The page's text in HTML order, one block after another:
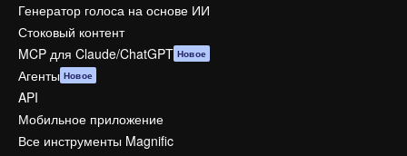
Генератор голоса на основе ИИ
Стоковый контент
MCP для Claude/ChatGPT Новое
Агенты Новое
API
Мобильное приложение
Все инструменты Magnific